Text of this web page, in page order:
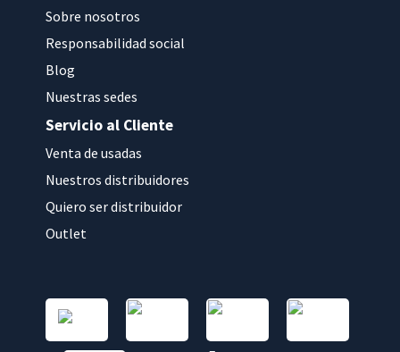
Sobre nosotros
Responsabilidad social
Blog
Nuestras sedes
Servicio al Cliente
Venta de usadas
Nuestros distribuidores
Quiero ser distribuidor
Outlet